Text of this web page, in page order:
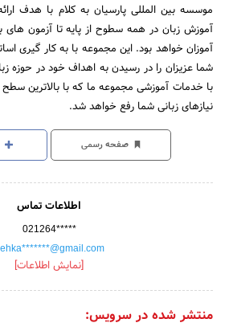
موسسه بین المللی پارسیان به کلام با هدف
آموزش زبان در همه سطوح از پایه تا آزمون های
آموزان خواهد بود. این مجموعه با به کار گیری
شما عزیزان را در رسیدن به اهداف خود در حوزه
با خدمات آموزشی مجموعه ما که با بالاترین سطح
نیازهای زبانی شما رفع خواهد شد.
صفحه رسمی
اطلاعات تماس
021264*****
[نمایش اطلاعات]
منتشر شده در سرویس: